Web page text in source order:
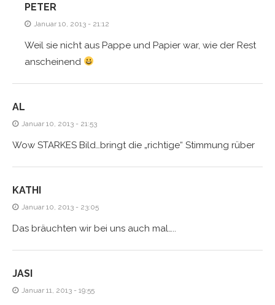
PETER
Januar 10, 2013 - 21:12
Weil sie nicht aus Pappe und Papier war, wie der Rest
anscheinend
AL
Januar 10, 2013 - 21:53
Wow STARKES Bild…bringt die „richtige“ Stimmung rüber
KATHI
Januar 10, 2013 - 23:05
Das bräuchten wir bei uns auch mal…..
JASI
Januar 11, 2013 - 19:55